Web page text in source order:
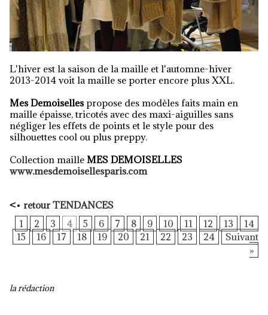
L'hiver est la saison de la maille et l'automne-hiver
2013-2014 voit la maille se porter encore plus XXL.
Mes Demoisellespropose des modèles faits main en
maille épaisse, tricotés avec des maxi-aiguilles sans
négliger les effets de points et le style pour des
silhouettes cool ou plus preppy.
Collection maille MES DEMOISELLES
www.mesdemoisellesparis.com
<• retour TENDANCES
1
2 3 4 5 6 7 8 9 10 11 12 13
14
15
16 17 18 19 20 21 22 23 24
Suivant
»
la rédaction